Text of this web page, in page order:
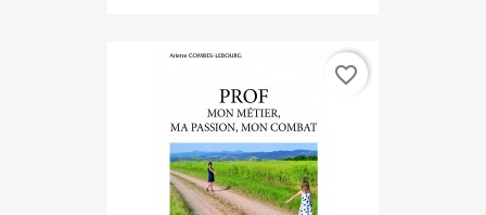
favorite_border